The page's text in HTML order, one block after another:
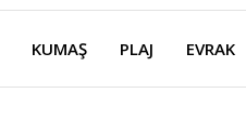
KUMAŞ PLAJ EVRAK